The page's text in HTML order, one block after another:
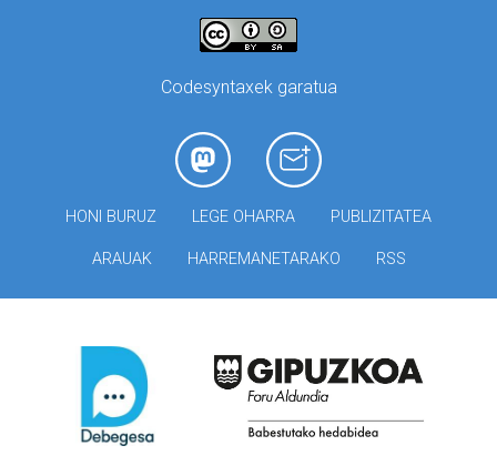
Codesyntaxek garatua
HONI BURUZ LEGE OHARRA PUBLIZITATEA
ARAUAK HARREMANETARAKO RSS